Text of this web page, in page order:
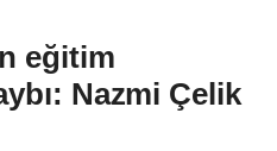
eğitim
Nazmi Çelik